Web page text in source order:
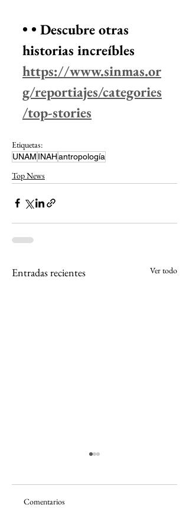
• • Descubre otras
historias increíbles
https://www.sinmas.or
g/reportiajes/categories
/top-stories
Etiquetas:
UNAM INAHantropología
Top News
Entradas recientes Ver todo
Comentarios